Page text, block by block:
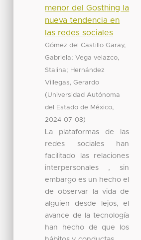
menor del Gosthing la
nueva tendencia en
las redes sociales
Gómez del Castillo Garay,
Gabriela;Vega velazco,
Stalina; Hernández
Villegas, Gerardo
(Universidad Autónoma
del Estado de México,
2024-07-08)
La plataformas de las
redes sociales han
facilitado las relaciones
interpersonales , sin
embargo es un hecho el
de observar la vida de
alguien desde lejos, el
avance de la tecnología
han hecho de que los